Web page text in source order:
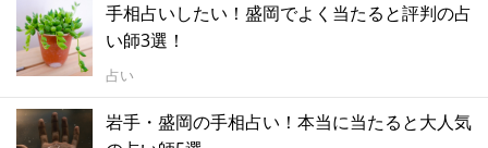
手相占いしたい！盛岡でよく当たると評判の占
い師3選！
占い
岩手・盛岡の手相占い！本当に当たると大人気